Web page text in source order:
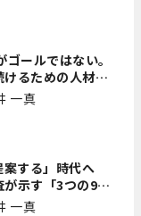
ールではない。
るための人材育
スパートナーズ
一真
案する」時代へ
示す「3つの9
が今すべき準備
一真